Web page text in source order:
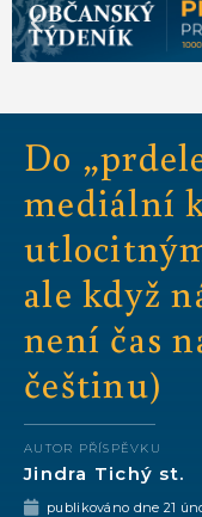
Do
mediální
ale když
není čas
češtinu)
AUTOR PŘÍSPĚVKU
Jindra Tichý st.
publikováno dne 21